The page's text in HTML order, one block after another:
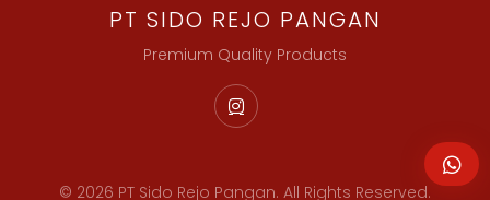
PT SIDO REJO PANGAN
Premium Quality Products
© 2026 PT Sido Rejo Pangan. All Rights Reserved.